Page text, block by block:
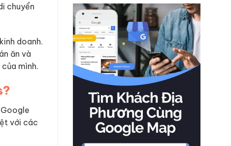
chuyển
doanh.
ăn và
mình.
với các